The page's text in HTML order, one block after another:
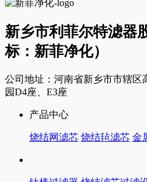
新乡市利菲尔特滤器
标：新菲净化）
公司地址：河南省新乡市市辖区
园D4座、E3座
产品中心
烧结网滤芯 烧结毡滤芯 金